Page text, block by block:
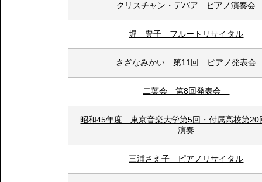
クリスチャン・デバア ピアノ演奏会
堀 豊子 フルートリサイタル
さざなみかい 第11回 ピアノ発表会
二葉会 第8回発表会
昭和45年度 東京音楽大学第5回・付属高校第
演奏
三浦さえ子 ピアノリサイタル